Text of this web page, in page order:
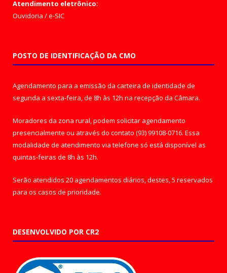
Atendimento eletrônico:
Ouvidoria /e-SIC
POSTO DE IDENTIFICAÇÃO DA CMO
Agendamento para a emissão da carteira de identidade de
segunda a sexta-feira, de 8h às 12h na recepção da Câmara.
Moradores da zona rural, podem solicitar agendamento
presencialmente ou através do contato (93) 99108-0716. Essa
modalidade de atendimento via telefone só está disponível as
quintas-feiras de 8h às 12h.
Serão atendidos 20 agendamentos diários, destes, 5 reservados
para os casos de prioridade.
DESENVOLVIDO POR CR2